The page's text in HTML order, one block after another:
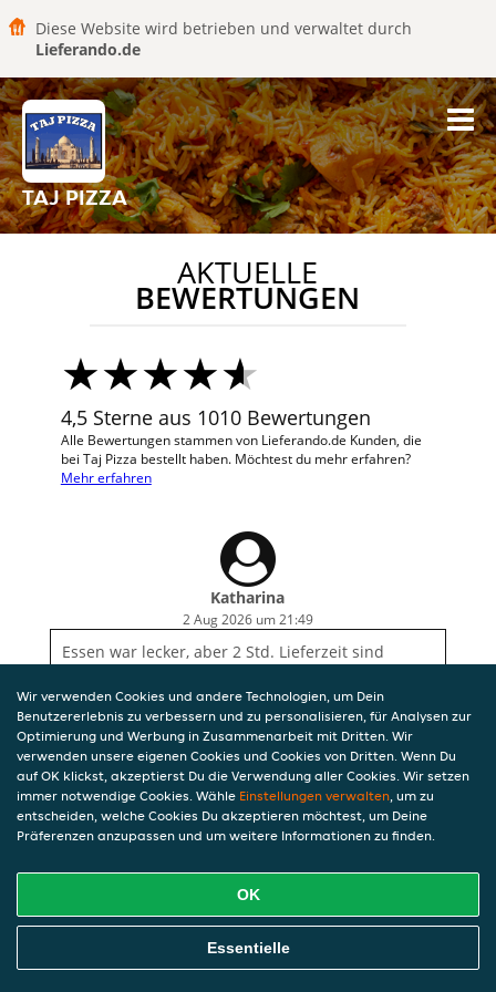
Diese Website wird betrieben und verwaltet durch
Lieferando.de
TAJ PIZZA
AKTUELLE
BEWERTUNGEN
4,5 Sterne aus 1010 Bewertungen
Alle Bewertungen stammen von Lieferando.de Kunden, die
bei Taj Pizza bestellt haben. Möchtest du mehr erfahren?
Mehr erfahren
Katharina
2 Aug 2026 um 21:49
Essen war lecker, aber 2 Std. Lieferzeit sind
nicht mehr bestellen.
Wir verwenden Cookies und andere Technologien, um Dein
Benutzererlebnis zu verbessern und zu personalisieren, für Analysen zur
Optimierung und Werbung in Zusammenarbeit mit Dritten. Wir
verwenden unsere eigenen Cookies und Cookies von Dritten. Wenn Du
auf OK klickst, akzeptierst Du die Verwendung aller Cookies. Wir setzen
immer notwendige Cookies. Wähle Einstellungen verwalten, um zu
entscheiden, welche Cookies Du akzeptieren möchtest, um Deine
Präferenzen anzupassen und um weitere Informationen zu finden.
OK
Essentielle